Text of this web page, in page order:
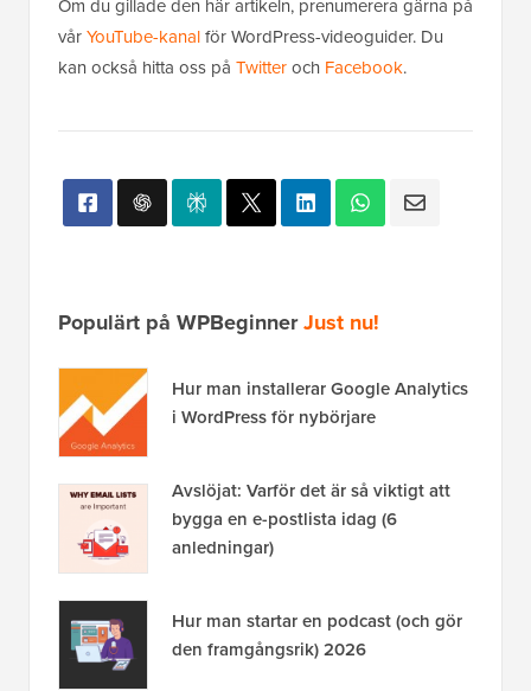
Om du gillade den här artikeln, prenumerera gärna på
vårYouTube-kanalför WordPress-videoguider. Du
kan också hitta oss på Twitteroch Facebook.
Populärt på WPBeginnerJust nu!
Hur man installerar Google Analytics
i WordPress för nybörjare
Avslöjat: Varför det är så viktigt att
bygga en e-postlista idag (6
anledningar)
Hur man startar en podcast (och gör
den framgångsrik) 2026